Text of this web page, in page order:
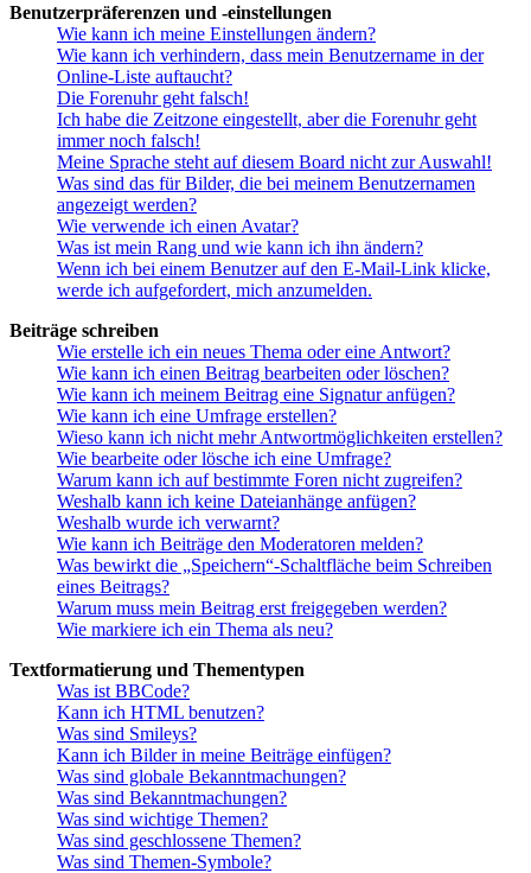
Benutzerpräferenzen und -einstellungen
Wie kann ich meine Einstellungen ändern?
Wie kann ich verhindern, dass mein Benutzername in der
Online-Liste auftaucht?
Die Forenuhr geht falsch!
Ich habe die Zeitzone eingestellt, aber die Forenuhr geht
immer noch falsch!
Meine Sprache steht auf diesem Board nicht zur Auswahl!
Was sind das für Bilder, die bei meinem Benutzernamen
angezeigt werden?
Wie verwende ich einen Avatar?
Was ist mein Rang und wie kann ich ihn ändern?
Wenn ich bei einem Benutzer auf den E-Mail-Link klicke,
werde ich aufgefordert, mich anzumelden.
Beiträge schreiben
Wie erstelle ich ein neues Thema oder eine Antwort?
Wie kann ich einen Beitrag bearbeiten oder löschen?
Wie kann ich meinem Beitrag eine Signatur anfügen?
Wie kann ich eine Umfrage erstellen?
Wieso kann ich nicht mehr Antwortmöglichkeiten erstellen?
Wie bearbeite oder lösche ich eine Umfrage?
Warum kann ich auf bestimmte Foren nicht zugreifen?
Weshalb kann ich keine Dateianhänge anfügen?
Weshalb wurde ich verwarnt?
Wie kann ich Beiträge den Moderatoren melden?
Was bewirkt die „Speichern“-Schaltfläche beim Schreiben
eines Beitrags?
Warum muss mein Beitrag erst freigegeben werden?
Wie markiere ich ein Thema als neu?
Textformatierung und Thementypen
Was ist BBCode?
Kann ich HTML benutzen?
Was sind Smileys?
Kann ich Bilder in meine Beiträge einfügen?
Was sind globale Bekanntmachungen?
Was sind Bekanntmachungen?
Was sind wichtige Themen?
Was sind geschlossene Themen?
Was sind Themen-Symbole?